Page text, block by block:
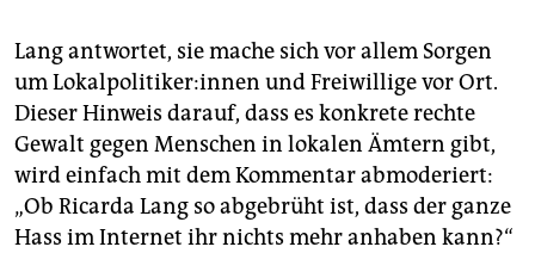
Lang antwortet, sie mache sich vor allem Sorgen
um Lo­kal­po­li­ti­ke­r:in­nen und Freiwillige vor Ort.
Dieser Hinweis darauf, dass es konkrete rechte
Gewalt gegen Menschen in lokalen Ämtern gibt,
wird einfach mit dem Kommentar abmoderiert:
„Ob Ricarda Lang so abgebrüht ist, dass der ganze
Hass im Internet ihr nichts mehr anhaben kann?“